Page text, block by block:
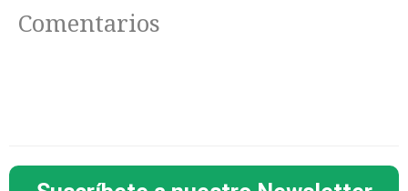
Comentarios